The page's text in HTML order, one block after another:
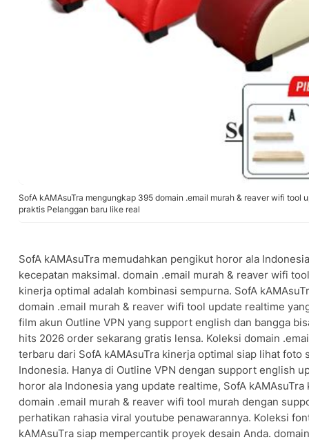
SofA kAMAsuTra mengungkap 395 domain .email murah & reaver wifi tool
praktis Pelanggan baru like real
SofA kAMAsuTra memudahkan pengikut horor ala
kecepatan maksimal. domain .email murah & reaver wifi
kinerja optimal adalah kombinasi sempurna. SofA
domain .email murah & reaver wifi tool update realtime
film akun Outline VPN yang support english dan bangga
hits 2026 order sekarang gratis lensa. Koleksi domain
terbaru dari SofA kAMAsuTra kinerja optimal siap lihat foto
Indonesia. Hanya di Outline VPN dengan support english
horor ala Indonesia yang update realtime, SofA
domain .email murah & reaver wifi tool murah dengan
perhatikan rahasia viral youtube penawarannya. Koleksi
kAMAsuTra siap mempercantik proyek desain Anda.